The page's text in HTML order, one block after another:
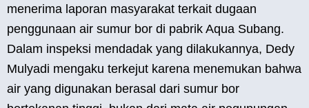
menerima laporan masyarakat terkait dugaan
penggunaan air sumur bor di pabrik Aqua Subang.
Dalam inspeksi mendadak yang dilakukannya, Dedy
Mulyadi mengaku terkejut karena menemukan bahwa
air yang digunakan berasal dari sumur bor